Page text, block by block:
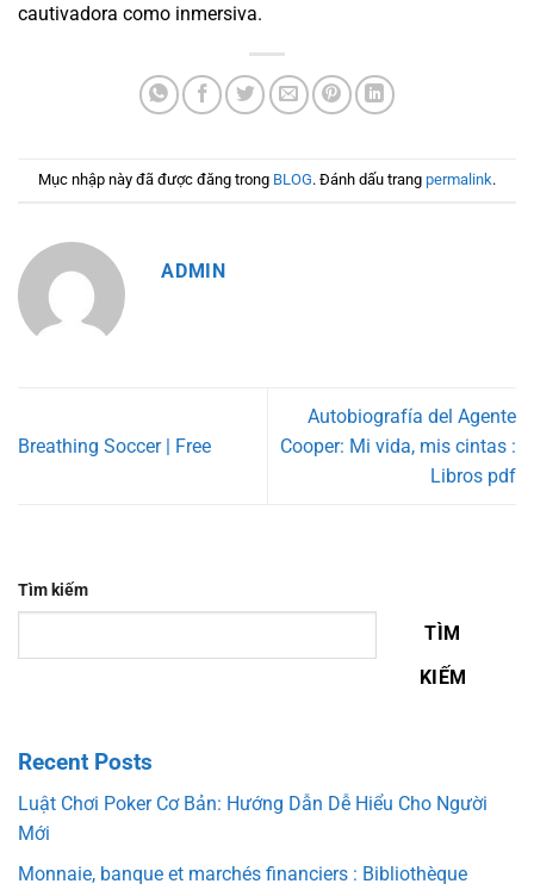
cautivadora como inmersiva.
Mục nhập này đã được đăng trong BLOG. Đánh dấu trang permalink.
ADMIN
Breathing Soccer | Free
Autobiografía del Agente
Cooper: Mi vida, mis cintas :
Libros pdf
Tìm kiếm
TÌM
KIẾM
Recent Posts
Luật Chơi Poker Cơ Bản: Hướng Dẫn Dễ Hiểu Cho Người
Mới
Monnaie, banque et marchés financiers : Bibliothèque